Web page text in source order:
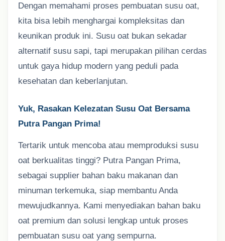
Dengan memahami proses pembuatan susu oat,
kita bisa lebih menghargai kompleksitas dan
keunikan produk ini. Susu oat bukan sekadar
alternatif susu sapi, tapi merupakan pilihan cerdas
untuk gaya hidup modern yang peduli pada
kesehatan dan keberlanjutan.
Yuk, Rasakan Kelezatan Susu Oat Bersama
Putra Pangan Prima!
Tertarik untuk mencoba atau memproduksi susu
oat berkualitas tinggi? Putra Pangan Prima,
sebagai supplier bahan baku makanan dan
minuman terkemuka, siap membantu Anda
mewujudkannya. Kami menyediakan bahan baku
oat premium dan solusi lengkap untuk proses
pembuatan susu oat yang sempurna.